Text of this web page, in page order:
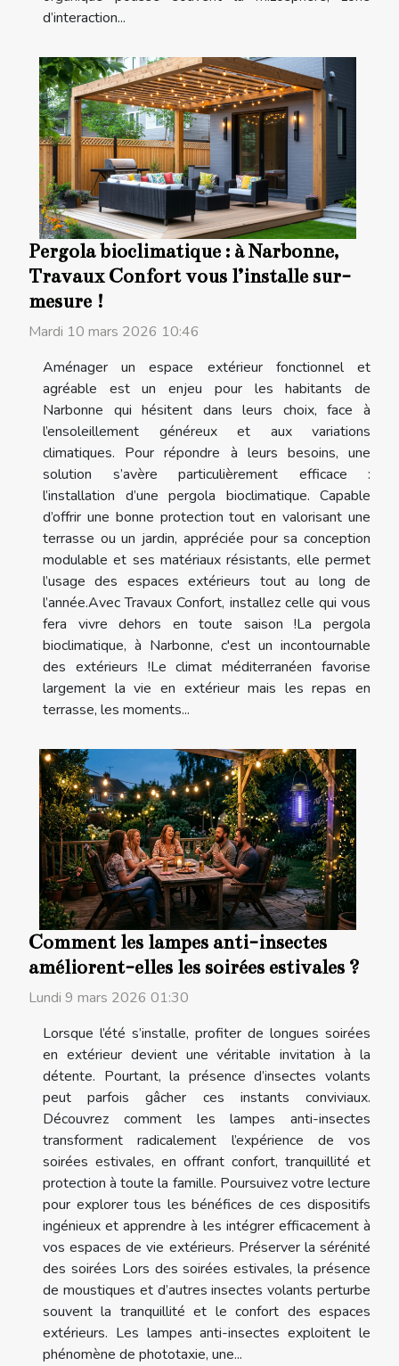
d’interaction...
Pergola bioclimatique : à Narbonne,
Travaux Confort vous l’installe sur-
mesure !
Mardi 10 mars 2026 10:46
Aménager un espace extérieur fonctionnel et
agréable est un enjeu pour les habitants de
Narbonne qui hésitent dans leurs choix, face à
l’ensoleillement généreux et aux variations
climatiques. Pour répondre à leurs besoins, une
solution s’avère particulièrement efficace :
l’installation d’une pergola bioclimatique. Capable
d’offrir une bonne protection tout en valorisant une
terrasse ou un jardin, appréciée pour sa conception
modulable et ses matériaux résistants, elle permet
l’usage des espaces extérieurs tout au long de
l’année.Avec Travaux Confort, installez celle qui vous
fera vivre dehors en toute saison !La pergola
bioclimatique, à Narbonne, c'est un incontournable
des extérieurs !Le climat méditerranéen favorise
largement la vie en extérieur mais les repas en
terrasse, les moments...
Comment les lampes anti-insectes
améliorent-elles les soirées estivales ?
Lundi 9 mars 2026 01:30
Lorsque l’été s’installe, profiter de longues soirées
en extérieur devient une véritable invitation à la
détente. Pourtant, la présence d’insectes volants
peut parfois gâcher ces instants conviviaux.
Découvrez comment les lampes anti-insectes
transforment radicalement l’expérience de vos
soirées estivales, en offrant confort, tranquillité et
protection à toute la famille. Poursuivez votre lecture
pour explorer tous les bénéfices de ces dispositifs
ingénieux et apprendre à les intégrer efficacement à
vos espaces de vie extérieurs. Préserver la sérénité
des soirées Lors des soirées estivales, la présence
de moustiques et d’autres insectes volants perturbe
souvent la tranquillité et le confort des espaces
extérieurs. Les lampes anti-insectes exploitent le
phénomène de phototaxie, une...